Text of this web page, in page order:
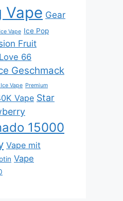
Vape Gear
Vape Ice Pop
Fruit
Love 66
Geschmack
Vape Premium
Vape Star
15000
Vape mit
Vape